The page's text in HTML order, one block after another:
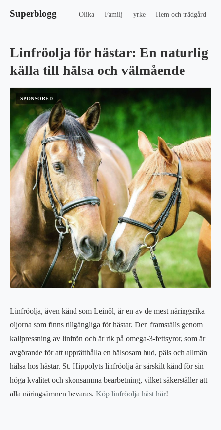
Superblogg Olika Familj yrke Hem och trädgård
Linfröolja för hästar: En naturlig
källa till hälsa och välmående
Linfröolja, även känd som Leinöl, är en av de mest näringsrika
oljorna som finns tillgängliga för hästar. Den framställs genom
kallpressning av linfrön och är rik på omega-3-fettsyror, som är
avgörande för att upprätthålla en hälsosam hud, päls och allmän
hälsa hos hästar. St. Hippolyts linfröolja är särskilt känd för sin
höga kvalitet och skonsamma bearbetning, vilket säkerställer att
alla näringsämnen bevaras. Köp linfröolja häst här!